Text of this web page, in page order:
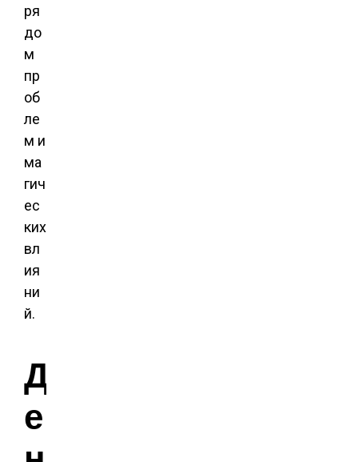
ря
до
м
пр
об
ле
м и
ма
гич
ес
ких
вл
ия
ни
й.
Д
е